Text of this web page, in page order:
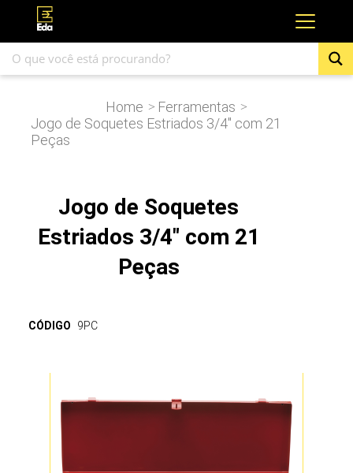
Home > Ferramentas >
Jogo de Soquetes Estriados 3/4″ com 21
Peças
Jogo de Soquetes
Estriados 3/4" com 21
Peças
CÓDIGO 9PC